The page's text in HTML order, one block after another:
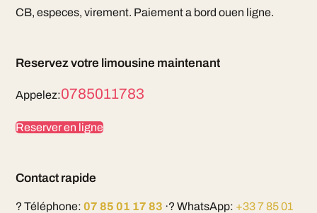
CB, especes, virement. Paiement a bord ouen ligne.
Reservez votre limousine maintenant
Appelez:0785011783
Reserver en ligne
Contact rapide
? Téléphone: 07 85 01 17 83 ·? WhatsApp: +33 7 85 01